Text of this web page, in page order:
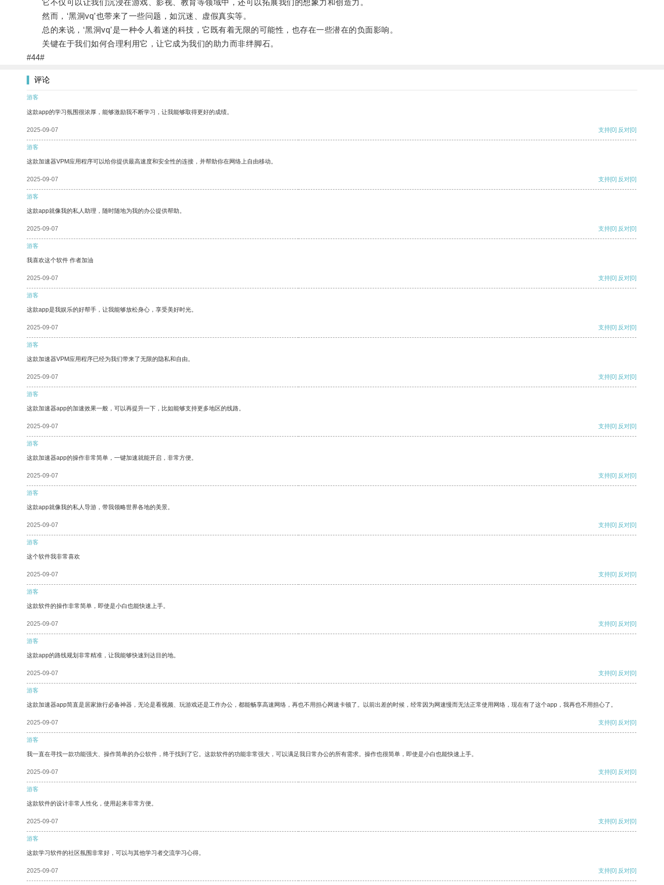
它不仅可以让我们沉浸在游戏、影视、教育等领域中，还可以拓展我们的想象力和创造力。
然而，‘黑洞vq’也带来了一些问题，如沉迷、虚假真实等。
总的来说，‘黑洞vq’是一种令人着迷的科技，它既有着无限的可能性，也存在一些潜在的负面影响。
关键在于我们如何合理利用它，让它成为我们的助力而非绊脚石。
#44#
评论
游客
这款app的学习氛围很浓厚，能够激励我不断学习，让我能够取得更好的成绩。
2025-09-07 支持[0] 反对[0]
游客
这款加速器VPM应用程序可以给你提供最高速度和安全性的连接，并帮助你在网络上自由移动。
2025-09-07 支持[0] 反对[0]
游客
这款app就像我的私人助理，随时随地为我的办公提供帮助。
2025-09-07 支持[0] 反对[0]
游客
我喜欢这个软件 作者加油
2025-09-07 支持[0] 反对[0]
游客
这款app是我娱乐的好帮手，让我能够放松身心，享受美好时光。
2025-09-07 支持[0] 反对[0]
游客
这款加速器VPM应用程序已经为我们带来了无限的隐私和自由。
2025-09-07 支持[0] 反对[0]
游客
这款加速器app的加速效果一般，可以再提升一下，比如能够支持更多地区的线路。
2025-09-07 支持[0] 反对[0]
游客
这款加速器app的操作非常简单，一键加速就能开启，非常方便。
2025-09-07 支持[0] 反对[0]
游客
这款app就像我的私人导游，带我领略世界各地的美景。
2025-09-07 支持[0] 反对[0]
游客
这个软件我非常喜欢
2025-09-07 支持[0] 反对[0]
游客
这款软件的操作非常简单，即使是小白也能快速上手。
2025-09-07 支持[0] 反对[0]
游客
这款app的路线规划非常精准，让我能够快速到达目的地。
2025-09-07 支持[0] 反对[0]
游客
这款加速器app简直是居家旅行必备神器，无论是看视频、玩游戏还是工作办公，都能畅享高速网络，再也不用担心网速卡顿了。以前出差的时候，经常因为网速慢而无法正常使用网络，现在有了这个app，我再也不用担心了。
2025-09-07 支持[0] 反对[0]
游客
我一直在寻找一款功能强大、操作简单的办公软件，终于找到了它。这款软件的功能非常强大，可以满足我日常办公的所有需求。操作也很简单，即使是小白也能快速上手。
2025-09-07 支持[0] 反对[0]
游客
这款软件的设计非常人性化，使用起来非常方便。
2025-09-07 支持[0] 反对[0]
游客
这款学习软件的社区氛围非常好，可以与其他学习者交流学习心得。
2025-09-07 支持[0] 反对[0]